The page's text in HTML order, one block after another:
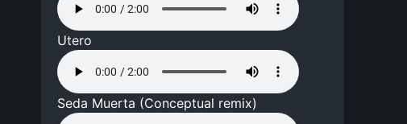
Utero
Seda Muerta (Conceptual remix)